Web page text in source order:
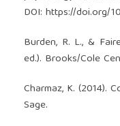
DOI: https://doi.org/
Burden, R. L., &
ed.). Brooks/Cole
Charmaz, K. (2014).
Sage.